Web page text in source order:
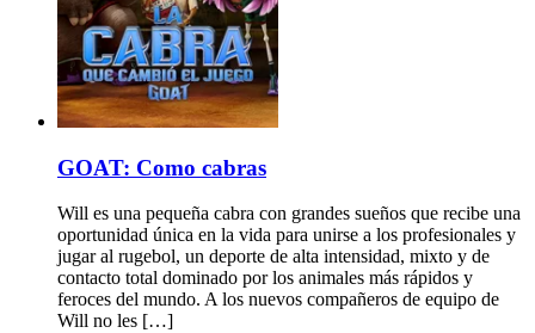
GOAT: Como cabras
Will es una pequeña cabra con grandes sueños que recibe una
oportunidad única en la vida para unirse a los profesionales y
jugar al rugebol, un deporte de alta intensidad, mixto y de
contacto total dominado por los animales más rápidos y
feroces del mundo. A los nuevos compañeros de equipo de
Will no les […]